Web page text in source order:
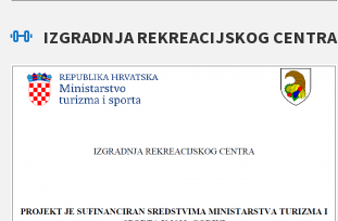
IZGRADNJA REKREACIJSKOG CENTRA